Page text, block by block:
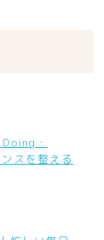
・
スを整える